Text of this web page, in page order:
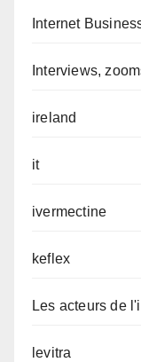
Internet
Interviews,
ireland
it
ivermectine
keflex
Les acteurs de
levitra